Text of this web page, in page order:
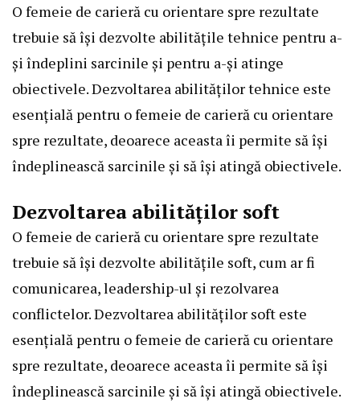
O femeie de carieră cu orientare spre rezultate
trebuie să își dezvolte abilitățile tehnice pentru a-
și îndeplini sarcinile și pentru a-și atinge
obiectivele. Dezvoltarea abilităților tehnice este
esențială pentru o femeie de carieră cu orientare
spre rezultate, deoarece aceasta îi permite să își
îndeplinească sarcinile și să își atingă obiectivele.
Dezvoltarea abilităților soft
O femeie de carieră cu orientare spre rezultate
trebuie să își dezvolte abilitățile soft, cum ar fi
comunicarea, leadership-ul și rezolvarea
conflictelor. Dezvoltarea abilităților soft este
esențială pentru o femeie de carieră cu orientare
spre rezultate, deoarece aceasta îi permite să își
îndeplinească sarcinile și să își atingă obiectivele.